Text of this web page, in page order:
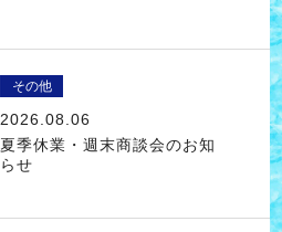
その他
2026.08.06
夏季休業・週末商談会のお知
らせ